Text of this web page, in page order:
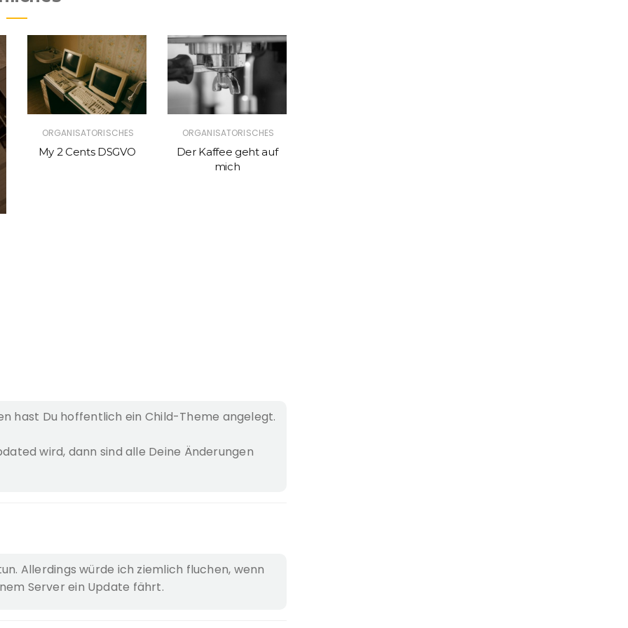
ORGANISATORISCHES
My 2 Cents DSGVO
ORGANISATORISCHES
Der Kaffee geht auf
mich
hast Du hoffentlich ein Child-Theme angelegt.
wird, dann sind alle Deine Änderungen
Allerdings würde ich ziemlich fluchen, wenn
Server ein Update fährt.